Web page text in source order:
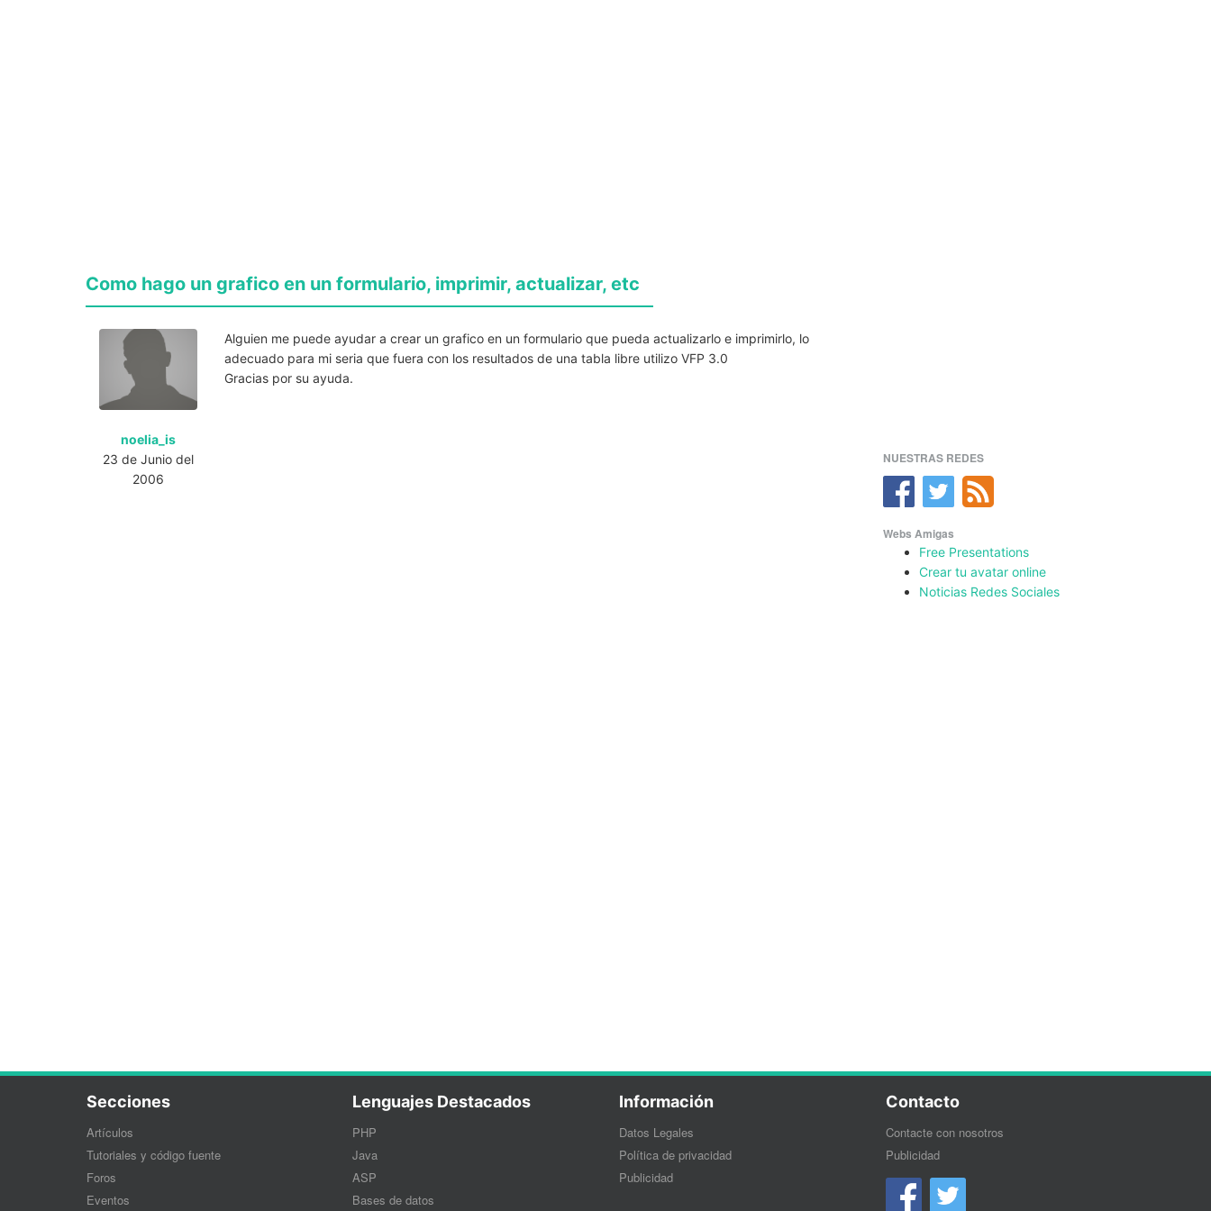
Como hago un grafico en un formulario, imprimir, actualizar, etc
noelia_is
23 de Junio del
2006
Alguien me puede ayudar a crear un grafico en un formulario que pueda actualizarlo e imprimirlo, lo
adecuado para mi seria que fuera con los resultados de una tabla libre utilizo VFP 3.0
Gracias por su ayuda.
NUESTRAS REDES
Webs Amigas
Free Presentations
Crear tu avatar online
Noticias Redes Sociales
Secciones
Artículos
Tutoriales y código fuente
Foros
Eventos
Lenguajes Destacados
PHP
Java
ASP
Bases de datos
Información
Datos Legales
Política de privacidad
Publicidad
Contacto
Contacte con nosotros
Publicidad